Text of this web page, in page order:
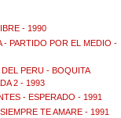
- 1990
- PARTIDO POR EL MEDIO -
PERU - BOQUITA
2 - 1993
- ESPERADO - 1991
TE AMARE - 1991